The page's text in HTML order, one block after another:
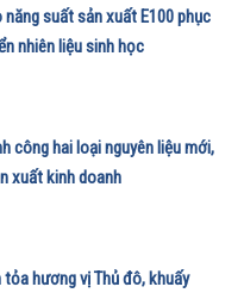
năng suất sản xuất E100 phục
nhiên liệu sinh học
công hai loại nguyên liệu mới,
xuất kinh doanh
tỏa hương vị Thủ đô, khuấy